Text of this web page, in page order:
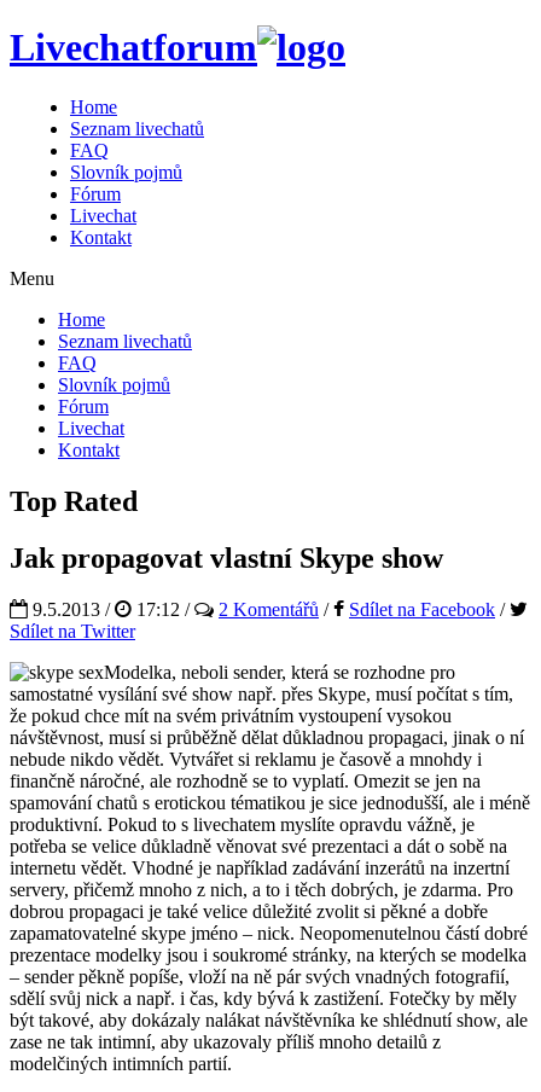
Livechatforum
Home
Seznam livechatů
FAQ
Slovník pojmů
Fórum
Livechat
Kontakt
Menu
Home
Seznam livechatů
FAQ
Slovník pojmů
Fórum
Livechat
Kontakt
Top Rated
Jak propagovat vlastní Skype show
9.5.2013 / 17:12 / 2 Komentářů / Sdílet na Facebook /
Sdílet na Twitter
Modelka, neboli sender, která se rozhodne pro
samostatné vysílání své show např. přes Skype, musí počítat s tím,
že pokud chce mít na svém privátním vystoupení vysokou
návštěvnost, musí si průběžně dělat důkladnou propagaci, jinak o ní
nebude nikdo vědět. Vytvářet si reklamu je časově a mnohdy i
finančně náročné, ale rozhodně se to vyplatí. Omezit se jen na
spamování chatů s erotickou tématikou je sice jednodušší, ale i méně
produktivní. Pokud to s livechatem myslíte opravdu vážně, je
potřeba se velice důkladně věnovat své prezentaci a dát o sobě na
internetu vědět. Vhodné je například zadávání inzerátů na inzertní
servery, přičemž mnoho z nich, a to i těch dobrých, je zdarma. Pro
dobrou propagaci je také velice důležité zvolit si pěkné a dobře
zapamatovatelné skype jméno – nick. Neopomenutelnou částí dobré
prezentace modelky jsou i soukromé stránky, na kterých se modelka
– sender pěkně popíše, vloží na ně pár svých vnadných fotografií,
sdělí svůj nick a např. i čas, kdy bývá k zastižení. Fotečky by měly
být takové, aby dokázaly nalákat návštěvníka ke shlédnutí show, ale
zase ne tak intimní, aby ukazovaly příliš mnoho detailů z
modelčiných intimních partií.